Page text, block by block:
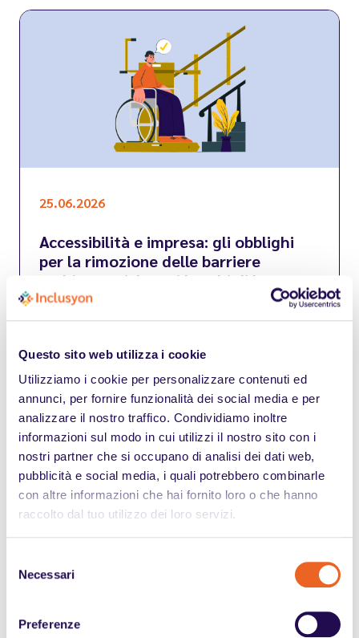
Questo sito web utilizza i cookie
Utilizziamo i cookie per personalizzare contenuti ed
annunci, per fornire funzionalità dei social media e per
analizzare il nostro traffico. Condividiamo inoltre
informazioni sul modo in cui utilizzi il nostro sito con i
nostri partner che si occupano di analisi dei dati web,
pubblicità e social media, i quali potrebbero combinarle
con altre informazioni che hai fornito loro o che hanno
raccolto dal tuo utilizzo dei loro servizi.
delNecessari
Preferenze
25.06.2026
Accessibilità e impresa: gli obblighi
per la rimozione delle barriere
architettoniche nei luoghi di lavoro
Barriere architettoniche in azienda: obblighi
normativi, accessibilità dei luoghi di lavoro e
Leggi
18.06.2026